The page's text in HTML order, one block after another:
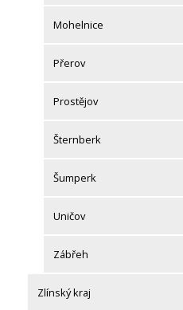
Mohelnice
Přerov
Prostějov
Šternberk
Šumperk
Uničov
Zábřeh
Zlínský kraj